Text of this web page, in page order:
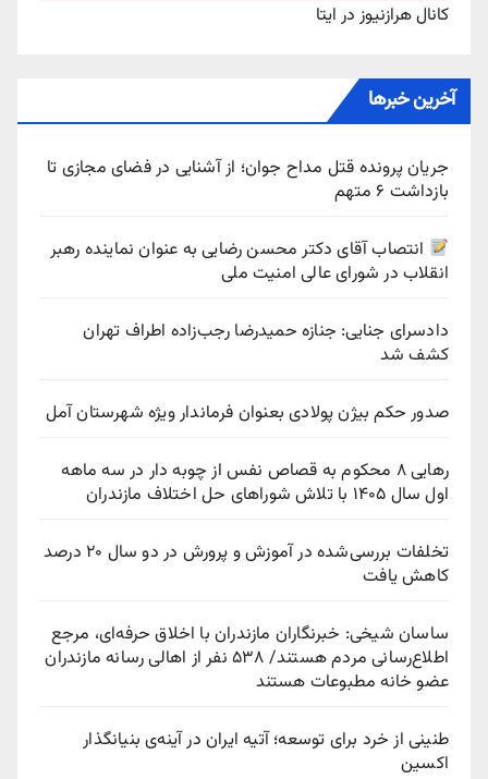
کانال هرازنیوز در ایتا
آخرین خبرها
جریان پرونده قتل مداح جوان؛ از آشنایی در فضای مجازی تا
بازداشت ۶ متهم
انتصاب آقای دکتر محسن رضایی به عنوان نماینده رهبر
انقلاب در شورای عالی امنیت ملی
دادسرای جنایی: جنازه حمیدرضا رجب‌زاده اطراف تهران
کشف شد
صدور حکم بیژن پولادی بعنوان فرماندار ویژه شهرستان آمل
رهایی ۸ محکوم به قصاص نفس از چوبه‌ دار در سه ماهه
اول سال ۱۴۰۵ با تلاش شوراهای حل اختلاف مازندران
تخلفات بررسی‌شده در آموزش و پرورش در دو سال ۲۰ درصد
کاهش یافت
ساسان شیخی: خبرنگاران مازندران با اخلاق حرفه‌ای، مرجع
اطلاع‌رسانی مردم هستند/ ۵۳۸ نفر از اهالی رسانه مازندران
عضو خانه مطبوعات هستند
طنینی از خرد برای توسعه؛ آتیه ایران در آینه‌ی بنیانگذار
اکسین